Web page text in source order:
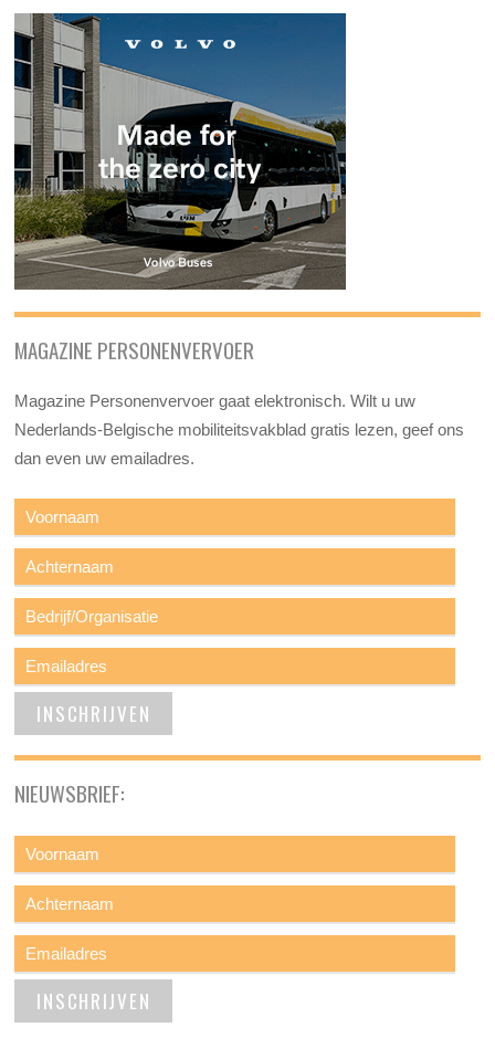
MAGAZINE PERSONENVERVOER
Magazine Personenvervoer gaat elektronisch. Wilt u uw
Nederlands-Belgische mobiliteitsvakblad gratis lezen, geef ons
dan even uw emailadres.
NIEUWSBRIEF: